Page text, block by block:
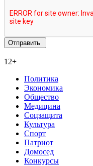
12+
Политика
Экономика
Общество
Медицина
Соцзащита
Культура
Спорт
Патриот
Домосед
Конкурсы